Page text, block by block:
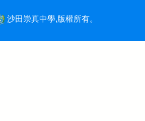
沙田崇真中學,版權所有。